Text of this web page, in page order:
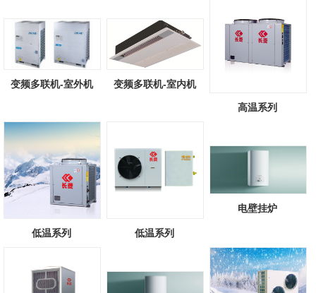
变频多联机-室外机 变频多联机-室内机
高温系列
低温系列 低温系列
电壁挂炉